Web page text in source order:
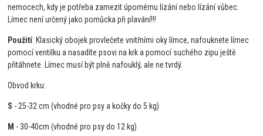
nemocech, kdy je potřeba zamezit úpornému lízání nebo lízání vůbec.
Límec není určený jako pomůcka při plavání!!!
Použití: Klasický obojek provlečete vnitřními oky límce, nafouknete límec
pomocí ventilku a nasadíte psovi na krk a pomocí suchého zipu ještě
přitáhnete. Límec musí být plně nafouklý, ale ne tvrdý.
Obvod krku:
S - 25-32 cm (vhodné pro psy a kočky do 5 kg)
M - 30-40cm (vhodné pro psy do 12 kg)